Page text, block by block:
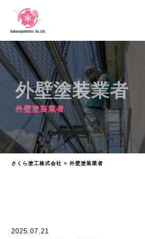
外壁塗装業者
外壁塗装業者
さくら塗工株式会社 >外壁塗装業者
2025.07.21